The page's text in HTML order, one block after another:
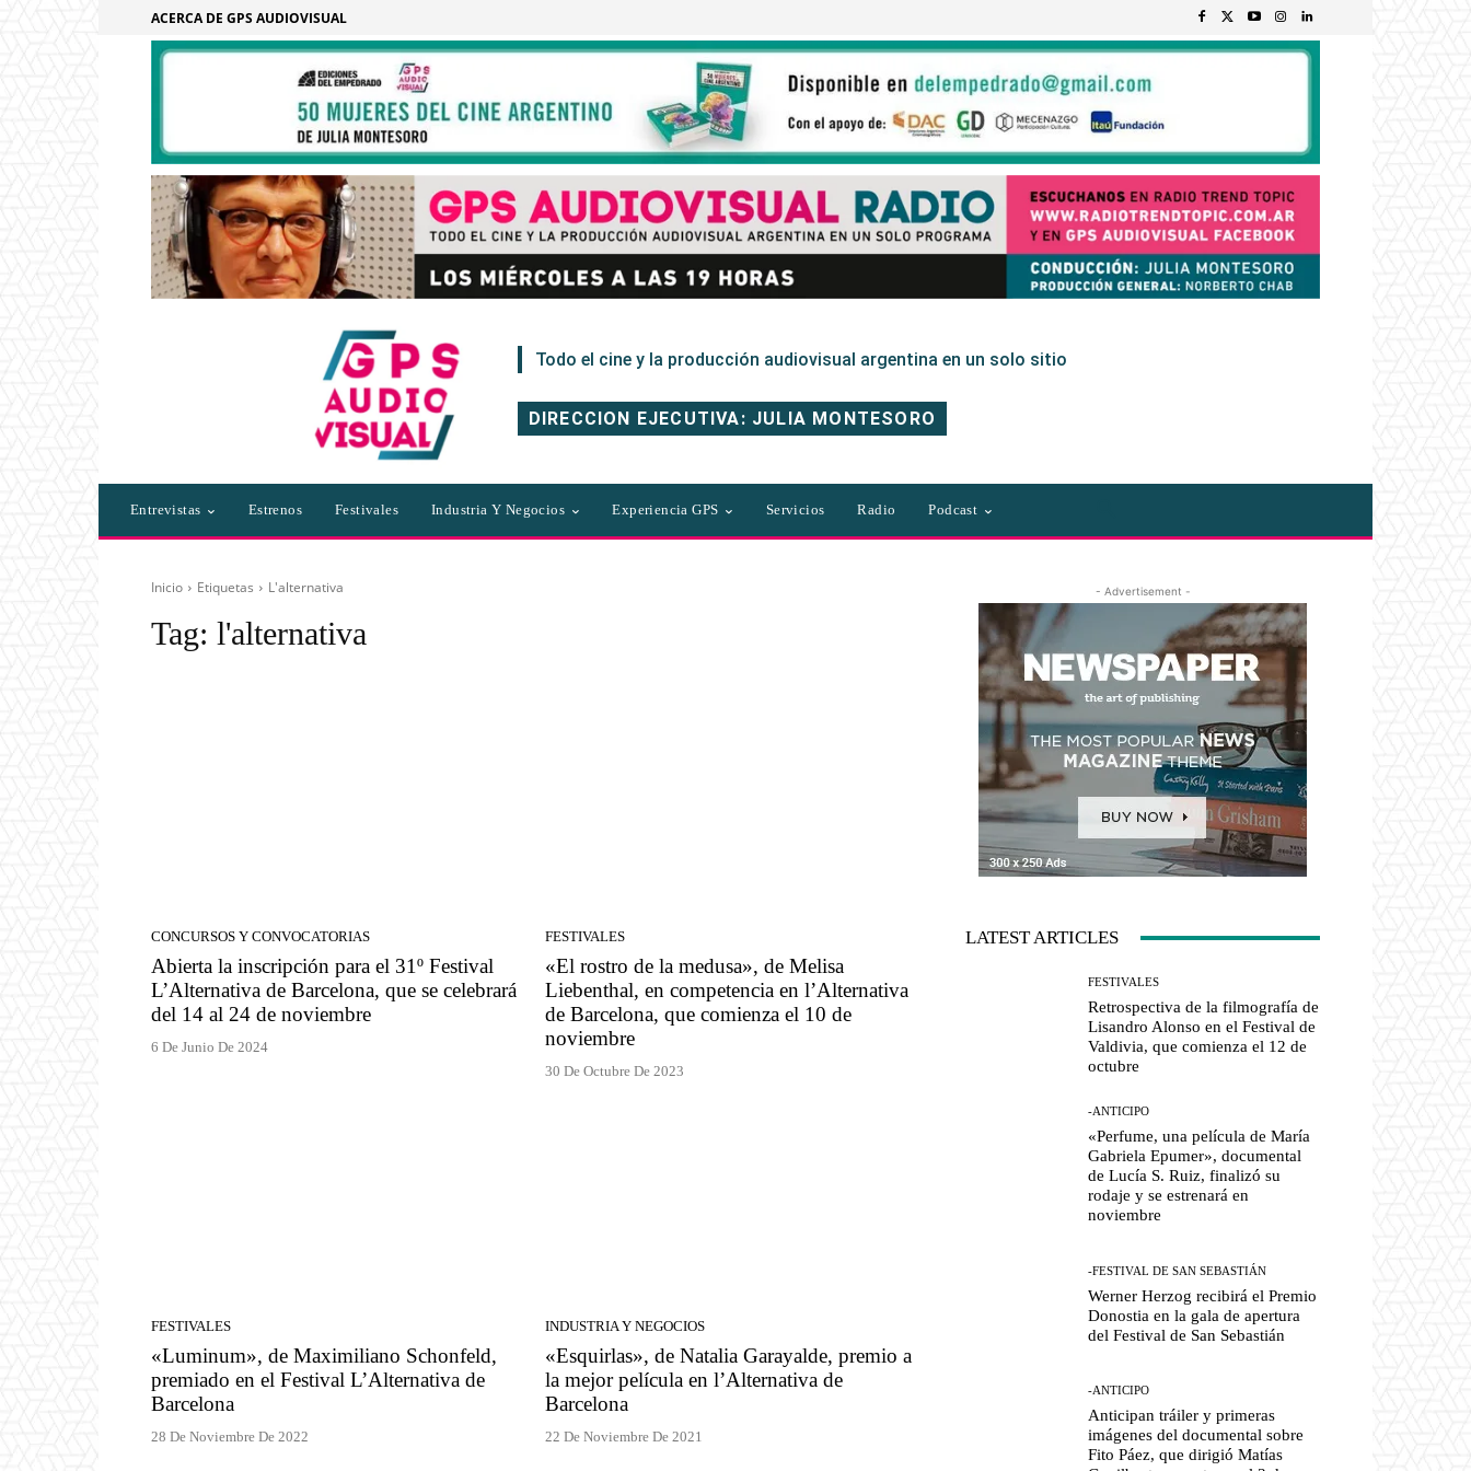
ACERCA DE GPS AUDIOVISUAL
Todo el cine y la producción audiovisual argentina en un solo sitio
DIRECCION EJECUTIVA: JULIA MONTESORO
Entrevistas Estrenos Festivales Industria Y Negocios Experiencia GPS Servicios Radio Podcast
Inicio Etiquetas L'alternativa
Tag: l'alternativa
CONCURSOS Y CONVOCATORIAS
Abierta la inscripción para el 31º Festival
L’Alternativa de Barcelona, que se celebrará
del 14 al 24 de noviembre
6 De Junio De 2024
FESTIVALES
«El rostro de la medusa», de Melisa
Liebenthal, en competencia en l’Alternativa
de Barcelona, que comienza el 10 de
noviembre
30 De Octubre De 2023
FESTIVALES
«Luminum», de Maximiliano Schonfeld,
premiado en el Festival L’Alternativa de
Barcelona
28 De Noviembre De 2022
INDUSTRIA Y NEGOCIOS
«Esquirlas», de Natalia Garayalde, premio a
la mejor película en l’Alternativa de
Barcelona
22 De Noviembre De 2021
- Advertisement -
LATEST ARTICLES
FESTIVALES
Retrospectiva de la filmografía de
Lisandro Alonso en el Festival de
Valdivia, que comienza el 12 de
octubre
-ANTICIPO
«Perfume, una película de María
Gabriela Epumer», documental
de Lucía S. Ruiz, finalizó su
rodaje y se estrenará en
noviembre
-FESTIVAL DE SAN SEBASTIÁN
Werner Herzog recibirá el Premio
Donostia en la gala de apertura
del Festival de San Sebastián
-ANTICIPO
Anticipan tráiler y primeras
imágenes del documental sobre
Fito Páez, que dirigió Matías